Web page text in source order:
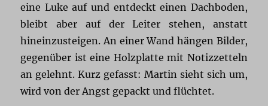
eine Luke auf und entdeckt einen Dachboden,
bleibt aber auf der Leiter stehen, anstatt
hineinzusteigen. An einer Wand hängen Bilder,
gegenüber ist eine Holzplatte mit Notizzetteln
an gelehnt. Kurz gefasst: Martin sieht sich um,
wird von der Angst gepackt und flüchtet.